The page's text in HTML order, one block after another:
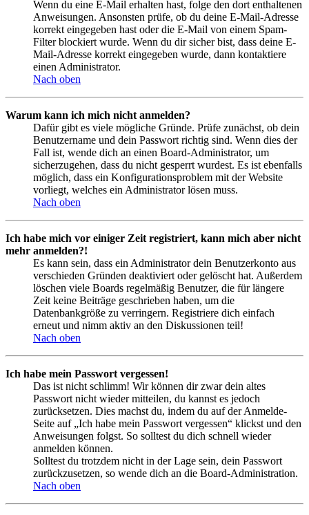
Wenn du eine E-Mail erhalten hast, folge den dort enthaltenen
Anweisungen. Ansonsten prüfe, ob du deine E-Mail-Adresse
korrekt eingegeben hast oder die E-Mail von einem Spam-
Filter blockiert wurde. Wenn du dir sicher bist, dass deine E-
Mail-Adresse korrekt eingegeben wurde, dann kontaktiere
einen Administrator.
Nach oben
Warum kann ich mich nicht anmelden?
Dafür gibt es viele mögliche Gründe. Prüfe zunächst, ob dein
Benutzername und dein Passwort richtig sind. Wenn dies der
Fall ist, wende dich an einen Board-Administrator, um
sicherzugehen, dass du nicht gesperrt wurdest. Es ist ebenfalls
möglich, dass ein Konfigurationsproblem mit der Website
vorliegt, welches ein Administrator lösen muss.
Nach oben
Ich habe mich vor einiger Zeit registriert, kann mich aber nicht
mehr anmelden?!
Es kann sein, dass ein Administrator dein Benutzerkonto aus
verschieden Gründen deaktiviert oder gelöscht hat. Außerdem
löschen viele Boards regelmäßig Benutzer, die für längere
Zeit keine Beiträge geschrieben haben, um die
Datenbankgröße zu verringern. Registriere dich einfach
erneut und nimm aktiv an den Diskussionen teil!
Nach oben
Ich habe mein Passwort vergessen!
Das ist nicht schlimm! Wir können dir zwar dein altes
Passwort nicht wieder mitteilen, du kannst es jedoch
zurücksetzen. Dies machst du, indem du auf der Anmelde-
Seite auf „Ich habe mein Passwort vergessen“ klickst und den
Anweisungen folgst. So solltest du dich schnell wieder
anmelden können.
Solltest du trotzdem nicht in der Lage sein, dein Passwort
zurückzusetzen, so wende dich an die Board-Administration.
Nach oben